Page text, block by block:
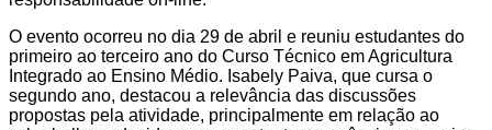
O evento ocorreu no dia 29 de abril e reuniu estudantes do
primeiro ao terceiro ano do Curso Técnico em Agricultura
Integrado ao Ensino Médio. Isabely Paiva, que cursa o
segundo ano, destacou a relevância das discussões
propostas pela atividade, principalmente em relação ao